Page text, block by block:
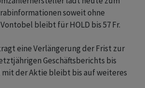
soweit ohne
bleibt für HOLD bis 57 Fr.
eine Verlängerung der Frist zur
Geschäftsberichts bis
mit der Aktie bleibt bis auf weiteres